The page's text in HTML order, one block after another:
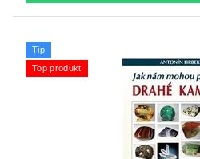
Tip
Top produkt